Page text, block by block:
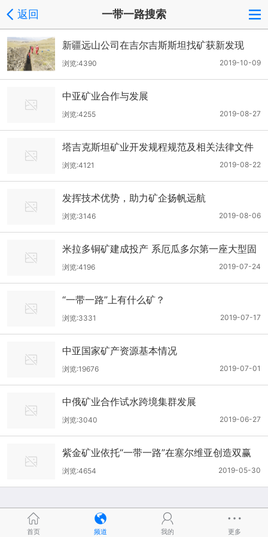
返回 一带一路搜索
新疆远山公司在吉尔吉斯斯坦找矿获新发现
2019-10-09
浏览:4390
中亚矿业合作与发展
2019-08-27
浏览:4255
塔吉克斯坦矿业开发规程规范及相关法律文件
2019-08-22
浏览:4121
发挥技术优势，助力矿企扬帆远航
2019-08-06
浏览:3146
米拉多铜矿建成投产 系厄瓜多尔第一座大型固
体矿山开发项目，标志着中厄在矿业合作发展
史上翻开了崭新一页
2019-07-24
浏览:4196
“一带一路”上有什么矿？
2019-07-17
浏览:3331
中亚国家矿产资源基本情况
2019-07-01
浏览:19676
中俄矿业合作试水跨境集群发展
2019-06-27
浏览:3040
紫金矿业依托“一带一路”在塞尔维亚创造双赢
2019-05-30
浏览:4654
首页 频道 我的 更多